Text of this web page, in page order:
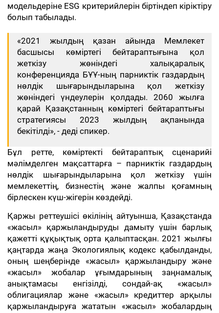
модельдеріне ESG критерийлерін біртіндеп кіріктіру
болып табылады.
«2021 жылдың қазан айында Мемлекет
басшысы көміртегі бейтараптығына қол
жеткізу жөніндегі халықаралық
конференцияда БҰҰ-ның парниктік газдардың
нөлдік шығарындыларына қол жеткізу
жөніндегі үндеулерін қолдады. 2060 жылға
қарай Қазақстанның көміртегі бейтараптығы
стратегиясы 2023 жылдың ақпанында
бекітілді», - деді спикер.
Бұл ретте, көміртекті бейтараптық сценарийі
мәлімделген мақсаттарға – парниктік газдардың
нөлдік шығарындыларына қол жеткізу үшін
мемлекеттің, бизнестің және жалпы қоғамның
бірлескен күш-жігерін көздейді.
Қаржы реттеушісі өкілінің айтуынша, Қазақстанда
«жасыл» қаржыландыруды дамыту үшін барлық
қажетті құқықтық орта қалыптасқан. 2021 жылғы
қаңтарда жаңа Экологиялық кодекс қабылданды,
оның шеңберінде «жасыл» қаржыландыру және
«жасыл» жобалар ұғымдарының заңнамалық
анықтамасы енгізілді, сондай-ақ «жасыл»
облигациялар және «жасыл» кредиттер арқылы
қаржыландыруға жататын «жасыл» жобалардың